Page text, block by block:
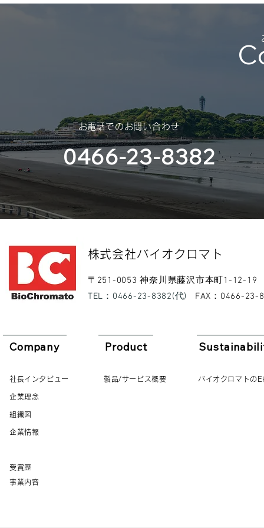
​お電話でのお問い合わせ
0466-23-8382
​株式会社バイオクロマト​
​〒251-0053 神奈川県藤沢市本町1-12-19
​TEL：0466-23-8382(代)
​FAX：0466-23-
Company
社長インタビュー
企業理念
組織図
企業情報
受賞歴
Product
製品/サービス概要
事業内容
バイオクロマトの